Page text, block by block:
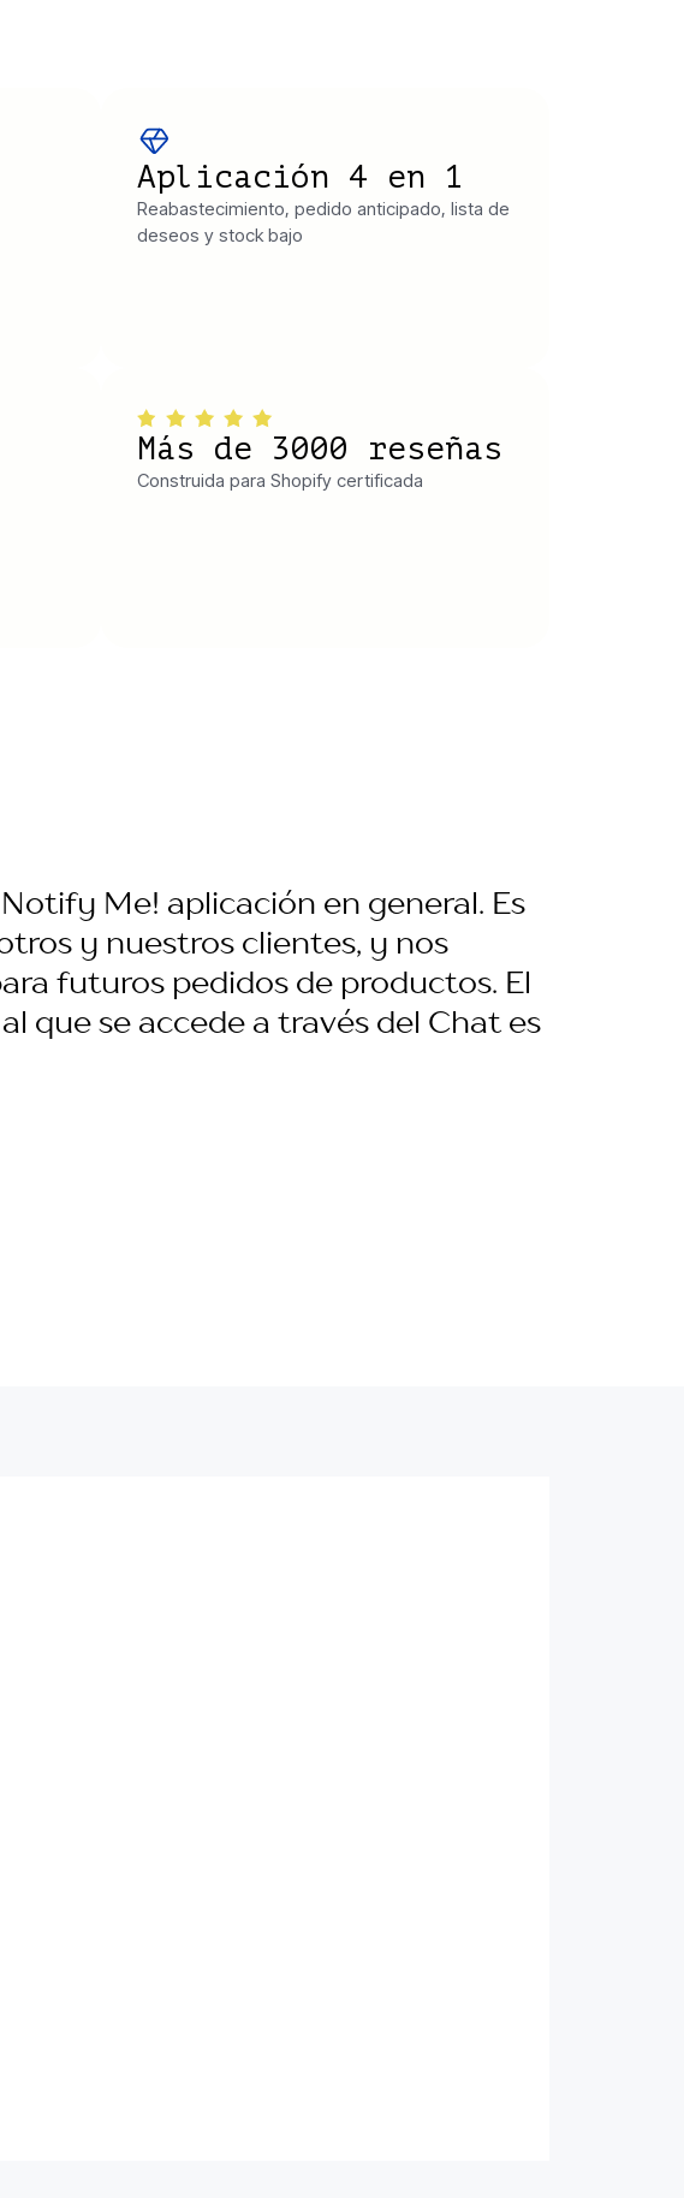
Aplicación 4 en 1
Reabastecimiento, pedido anticipado, lista de
deseos y stock bajo
Más de 3000 reseñas
Construida para Shopify certificada
Me! aplicación en general. Es
y nuestros clientes, y nos
futuros pedidos de productos. El
que se accede a través del Chat es